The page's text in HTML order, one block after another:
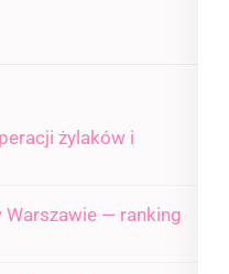
żylaków i
Warszawie — ranking